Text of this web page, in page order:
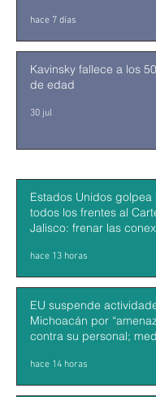
hace 7 días
Kavinsky fallece a los
de edad
30 jul
Estados Unidos golpea
todos los frentes al
Jalisco: frenar las
músculo económico
hace 13 horas
EU suspende
Michoacán por
contra su personal;
aguacate mexicano
hace 14 horas